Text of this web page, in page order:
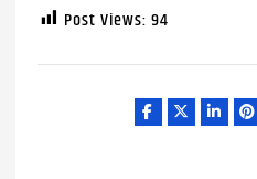
Post Views: 94